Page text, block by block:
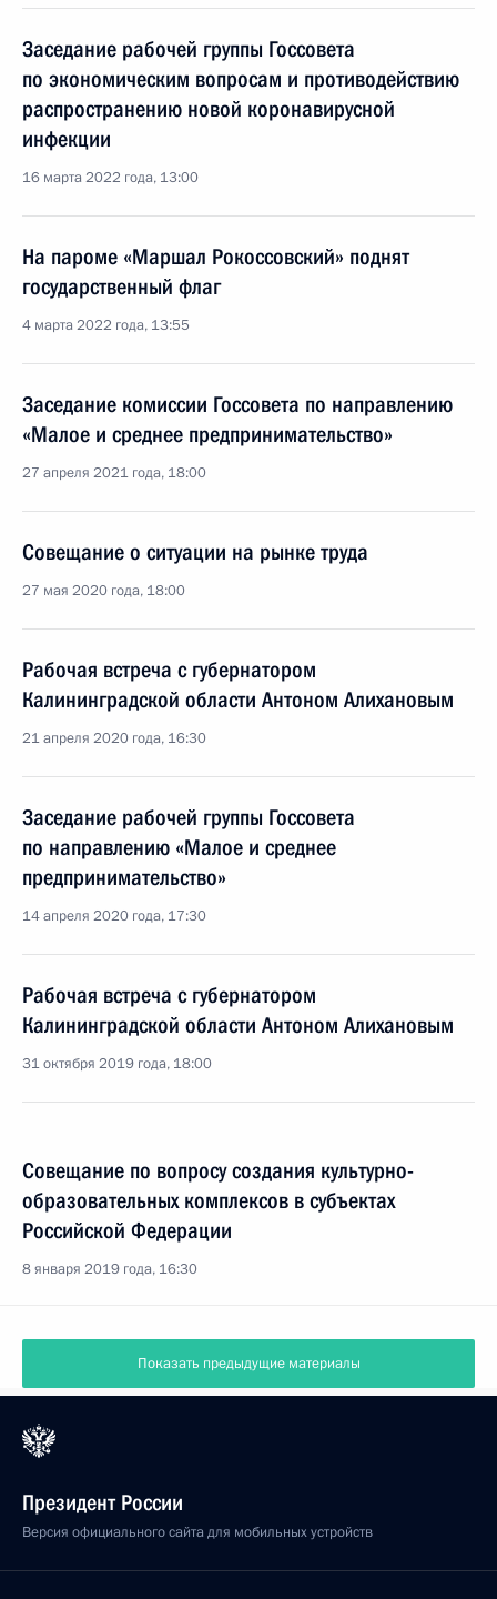
Заседание рабочей группы Госсовета
по экономическим вопросам и противодействию
распространению новой коронавирусной
инфекции
16 марта 2022 года, 13:00
На пароме «Маршал Рокоссовский» поднят
государственный флаг
4 марта 2022 года, 13:55
Заседание комиссии Госсовета по направлению
«Малое и среднее предпринимательство»
27 апреля 2021 года, 18:00
Совещание о ситуации на рынке труда
27 мая 2020 года, 18:00
Рабочая встреча с губернатором
Калининградской области Антоном Алихановым
21 апреля 2020 года, 16:30
Заседание рабочей группы Госсовета
по направлению «Малое и среднее
предпринимательство»
14 апреля 2020 года, 17:30
Рабочая встреча с губернатором
Калининградской области Антоном Алихановым
31 октября 2019 года, 18:00
Совещание по вопросу создания культурно-
образовательных комплексов в субъектах
Российской Федерации
8 января 2019 года, 16:30
Показать предыдущие материалы
Президент России
Версия официального сайта для мобильных устройств